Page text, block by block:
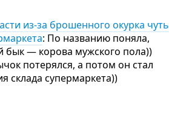
из-за брошенного окурка чуть
: По названию поняла,
бык — корова мужского пола))
потерялся, а потом он стал
склада супермаркета))